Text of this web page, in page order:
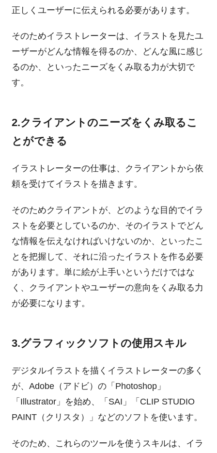
正しくユーザーに伝えられる必要があります。
そのためイラストレーターは、イラストを見たユ
ーザーがどんな情報を得るのか、どんな風に感じ
るのか、といったニーズをくみ取る力が大切で
す。
2.クライアントのニーズをくみ取るこ
とができる
イラストレーターの仕事は、クライアントから依
頼を受けてイラストを描きます。
そのためクライアントが、どのような目的でイラ
ストを必要としているのか、そのイラストでどん
な情報を伝えなければいけないのか、といったこ
とを把握して、それに沿ったイラストを作る必要
があります。単に絵が上手いというだけではな
く、クライアントやユーザーの意向をくみ取る力
が必要になります。
3.グラフィックソフトの使用スキル
デジタルイラストを描くイラストレーターの多く
が、Adobe（アドビ）の「Photoshop」
「Illustrator」を始め、「SAI」「CLIP STUDIO
PAINT（クリスタ）」などのソフトを使います。
そのため、これらのツールを使うスキルは、イラ